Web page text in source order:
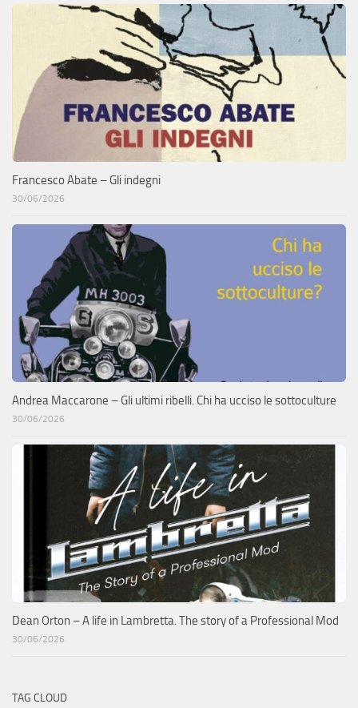
Francesco Abate – Gli indegni
30/06/2026
Andrea Maccarone – Gli ultimi ribelli. Chi ha ucciso le sottoculture
30/06/2026
Dean Orton – A life in Lambretta. The story of a Professional Mod
30/06/2026
TAG CLOUD